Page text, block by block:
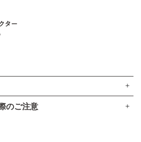
異常のあるところには使用しないでく
のご注意